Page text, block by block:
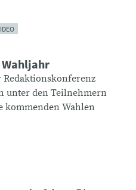
unter den Teilnehmern
kommenden Wahlen